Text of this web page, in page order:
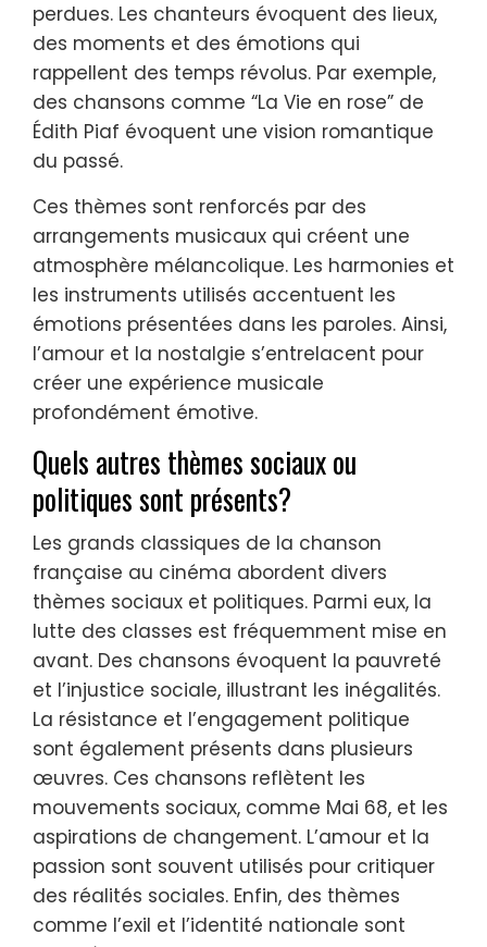
perdues. Les chanteurs évoquent des lieux,
des moments et des émotions qui
rappellent des temps révolus. Par exemple,
des chansons comme “La Vie en rose” de
Édith Piaf évoquent une vision romantique
du passé.
Ces thèmes sont renforcés par des
arrangements musicaux qui créent une
atmosphère mélancolique. Les harmonies et
les instruments utilisés accentuent les
émotions présentées dans les paroles. Ainsi,
l’amour et la nostalgie s’entrelacent pour
créer une expérience musicale
profondément émotive.
Quels autres thèmes sociaux ou
politiques sont présents?
Les grands classiques de la chanson
française au cinéma abordent divers
thèmes sociaux et politiques. Parmi eux, la
lutte des classes est fréquemment mise en
avant. Des chansons évoquent la pauvreté
et l’injustice sociale, illustrant les inégalités.
La résistance et l’engagement politique
sont également présents dans plusieurs
œuvres. Ces chansons reflètent les
mouvements sociaux, comme Mai 68, et les
aspirations de changement. L’amour et la
passion sont souvent utilisés pour critiquer
des réalités sociales. Enfin, des thèmes
comme l’exil et l’identité nationale sont